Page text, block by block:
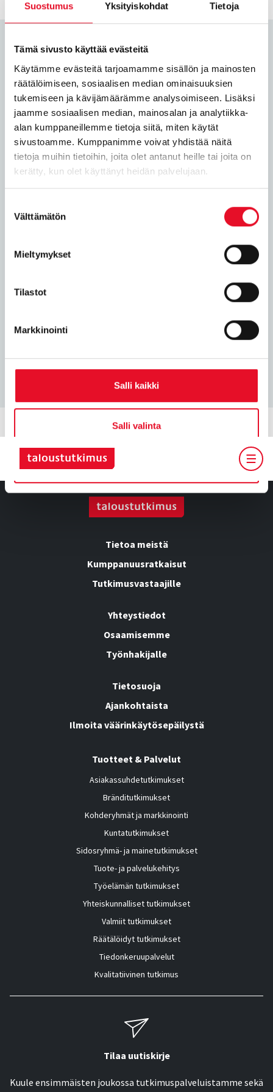
Suostumus Yksityiskohdat Tietoja
Tämä sivusto käyttää evästeitä
Käytämme evästeitä tarjoamamme sisällön ja mainosten
räätälöimiseen, sosiaalisen median ominaisuuksien
tukemiseen ja kävijämäärämme analysoimiseen. Lisäksi
jaamme sosiaalisen median, mainosalan ja analytiikka-
alan kumppaneillemme tietoja siitä, miten käytät
sivustoamme. Kumppanimme voivat yhdistää näitä
tietoja muihin tietoihin, joita olet antanut heille tai joita on
kerätty, kun olet käyttänyt heidän palvelujaan.
valinta
Välttämätön
Mieltymykset
Tilastot
Markkinointi
Salli kaikki
Salli valinta
Ker­ron mie­lel­lä­ni tut­ki­muk­ses­ta
tar­kem­min!
010 758 5275
Tietoa meistä
Kumppanuusratkaisut
Tutkimusvastaajille
Yhteystiedot
Osaamisemme
Työnhakijalle
Tietosuoja
Ajankohtaista
Ilmoita väärinkäytösepäilystä
Tuotteet & Palvelut
Asiakassuhdetutkimukset
Bränditutkimukset
Kohderyhmät ja markkinointi
Kuntatutkimukset
Sidosryhmä- ja mainetutkimukset
Tuote- ja palvelukehitys
Työelämän tutkimukset
Yhteiskunnalliset tutkimukset
Valmiit tutkimukset
Räätälöidyt tutkimukset
Tiedonkeruupalvelut
Kvalitatiivinen tutkimus
Tilaa uutiskirje
Kuule ensimmäisten joukossa tutkimuspalveluistamme sekä